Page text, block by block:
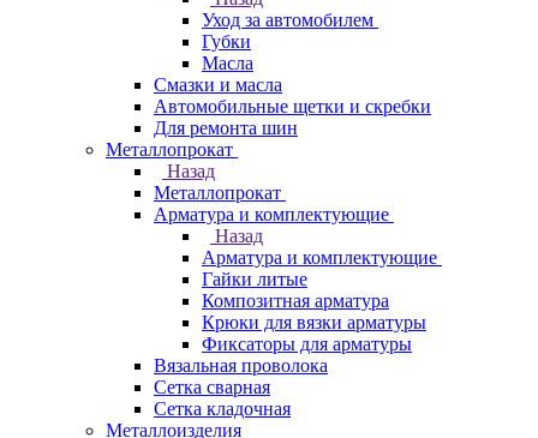
Уход за автомобилем
Губки
Масла
Смазки и масла
Автомобильные щетки и скребки
Для ремонта шин
Металлопрокат
Назад
Металлопрокат
Арматура и комплектующие
Назад
Арматура и комплектующие
Гайки литые
Композитная арматура
Крюки для вязки арматуры
Фиксаторы для арматуры
Вязальная проволока
Сетка сварная
Сетка кладочная
Металлоизделия